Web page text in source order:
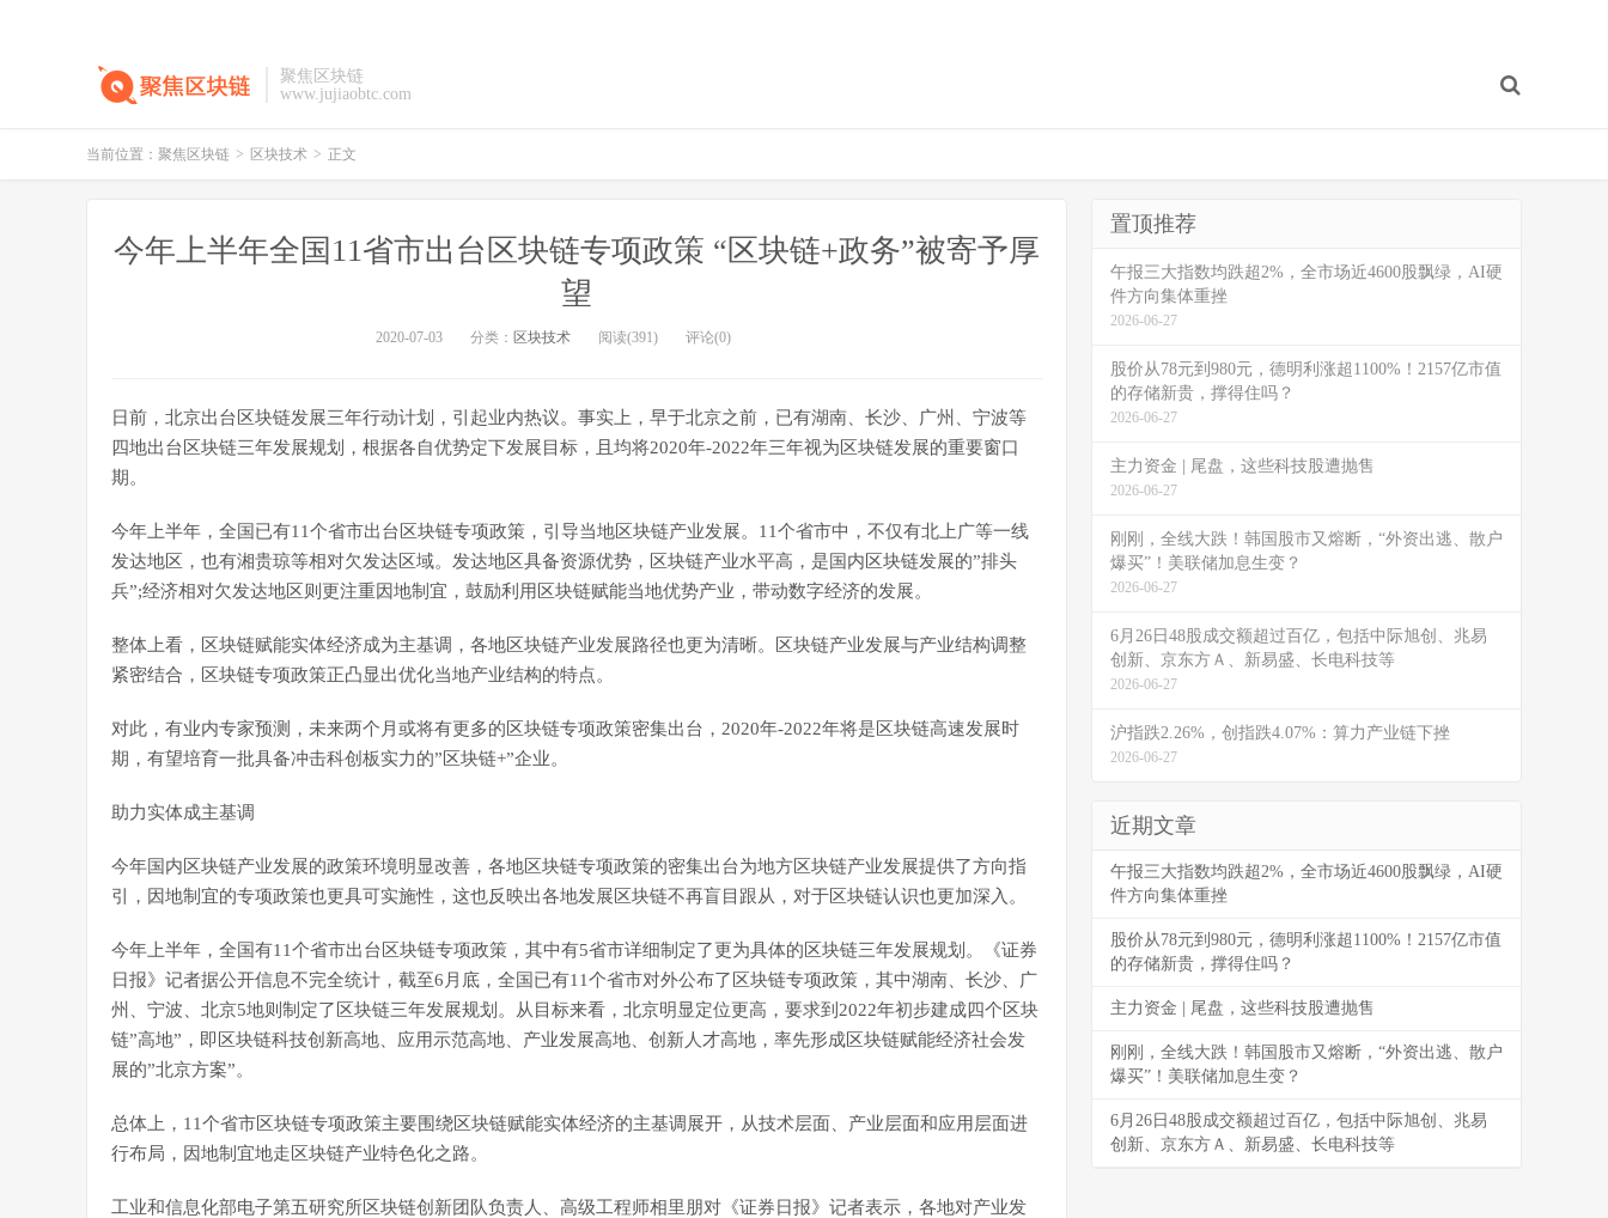
聚焦区块链
www.jujiaobtc.com
当前位置： 聚焦区块链 > 区块技术 > 正文
今年上半年全国11省市出台区块链专项政策 “区块链+政务”被寄予厚
望
2020-07-03 分类： 区块技术 阅读(391) 评论(0)
日前，北京出台区块链发展三年行动计划，引起业内热议。事实上，早于北京之前，已有湖南、长沙、广州、宁波等
四地出台区块链三年发展规划，根据各自优势定下发展目标，且均将2020年-2022年三年视为区块链发展的重要窗口
期。
今年上半年，全国已有11个省市出台区块链专项政策，引导当地区块链产业发展。11个省市中，不仅有北上广等一线
发达地区，也有湘贵琼等相对欠发达区域。发达地区具备资源优势，区块链产业水平高，是国内区块链发展的”排头
兵”;经济相对欠发达地区则更注重因地制宜，鼓励利用区块链赋能当地优势产业，带动数字经济的发展。
整体上看，区块链赋能实体经济成为主基调，各地区块链产业发展路径也更为清晰。区块链产业发展与产业结构调整
紧密结合，区块链专项政策正凸显出优化当地产业结构的特点。
对此，有业内专家预测，未来两个月或将有更多的区块链专项政策密集出台，2020年-2022年将是区块链高速发展时
期，有望培育一批具备冲击科创板实力的”区块链+”企业。
助力实体成主基调
今年国内区块链产业发展的政策环境明显改善，各地区块链专项政策的密集出台为地方区块链产业发展提供了方向指
引，因地制宜的专项政策也更具可实施性，这也反映出各地发展区块链不再盲目跟从，对于区块链认识也更加深入。
今年上半年，全国有11个省市出台区块链专项政策，其中有5省市详细制定了更为具体的区块链三年发展规划。《证券
日报》记者据公开信息不完全统计，截至6月底，全国已有11个省市对外公布了区块链专项政策，其中湖南、长沙、广
州、宁波、北京5地则制定了区块链三年发展规划。从目标来看，北京明显定位更高，要求到2022年初步建成四个区块
链”高地”，即区块链科技创新高地、应用示范高地、产业发展高地、创新人才高地，率先形成区块链赋能经济社会发
展的”北京方案”。
总体上，11个省市区块链专项政策主要围绕区块链赋能实体经济的主基调展开，从技术层面、产业层面和应用层面进
行布局，因地制宜地走区块链产业特色化之路。
工业和信息化部电子第五研究所区块链创新团队负责人、高级工程师相里朋对《证券日报》记者表示，各地对产业发
置顶推荐
午报三大指数均跌超2%，全市场近4600股飘绿，AI硬
件方向集体重挫
2026-06-27
股价从78元到980元，德明利涨超1100%！2157亿市值
的存储新贵，撑得住吗？
2026-06-27
主力资金 | 尾盘，这些科技股遭抛售
2026-06-27
刚刚，全线大跌！韩国股市又熔断，“外资出逃、散户
爆买”！美联储加息生变？
2026-06-27
6月26日48股成交额超过百亿，包括中际旭创、兆易
创新、京东方Ａ、新易盛、长电科技等
2026-06-27
沪指跌2.26%，创指跌4.07%：算力产业链下挫
2026-06-27
近期文章
午报三大指数均跌超2%，全市场近4600股飘绿，AI硬
件方向集体重挫
股价从78元到980元，德明利涨超1100%！2157亿市值
的存储新贵，撑得住吗？
主力资金 | 尾盘，这些科技股遭抛售
刚刚，全线大跌！韩国股市又熔断，“外资出逃、散户
爆买”！美联储加息生变？
6月26日48股成交额超过百亿，包括中际旭创、兆易
创新、京东方Ａ、新易盛、长电科技等